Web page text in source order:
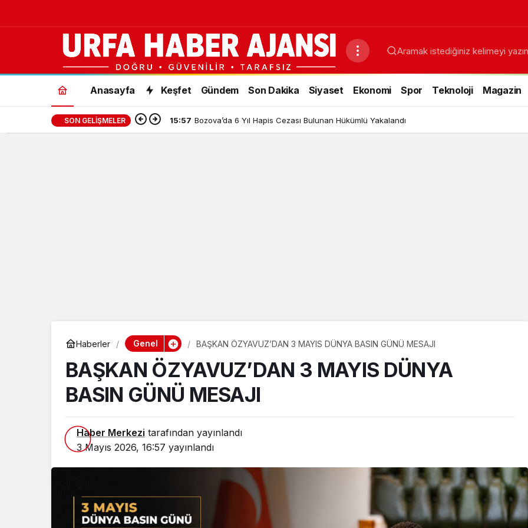
Anasayfa Keşfet Gündem Son Dakika Siyaset Ekonomi Spor Teknoloji Magazin
SON GELIŞMELER 15:57 Bozova’da 6 Yıl Hapis Cezası Bulunan Hükümlü Yakalandı
Haberler Genel BAŞKAN ÖZYAVUZ’DAN 3 MAYIS DÜNYA BASIN GÜNÜ MESAJI
BAŞKAN ÖZYAVUZ’DAN 3 MAYIS DÜNYA
BASIN GÜNÜ MESAJI
Haber Merkezi tarafından yayınlandı
3 Mayıs 2026, 16:57 yayınlandı